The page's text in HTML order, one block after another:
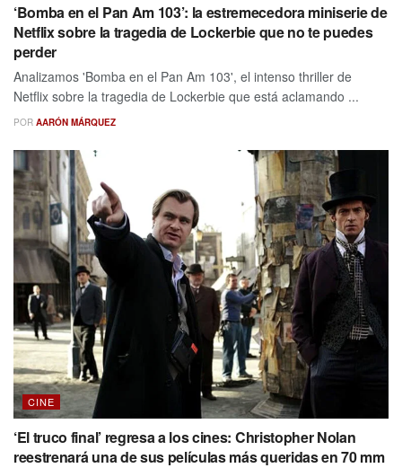
‘Bomba en el Pan Am 103’: la estremecedora miniserie de
Netflix sobre la tragedia de Lockerbie que no te puedes
perder
Analizamos 'Bomba en el Pan Am 103', el intenso thriller de
Netflix sobre la tragedia de Lockerbie que está aclamando ...
POR AARÓN MÁRQUEZ
CINE
‘El truco final’ regresa a los cines: Christopher Nolan
reestrenará una de sus películas más queridas en 70 mm